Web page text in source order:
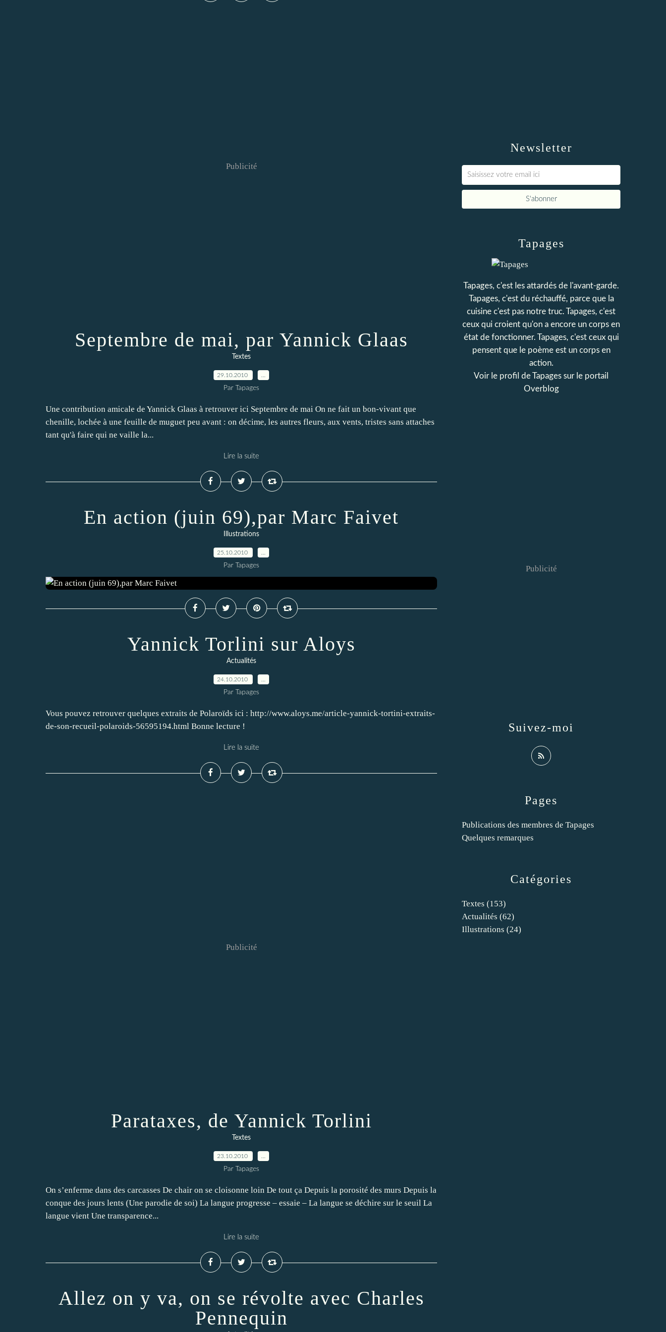
Publicité
Septembre de mai, par Yannick Glaas
Textes
29.10.2010
Par Tapages
Une contribution amicale de Yannick Glaas à retrouver ici Septembre de mai On ne fait un bon-vivant que
chenille, lochée à une feuille de muguet peu avant : on décime, les autres fleurs, aux vents, tristes sans attaches
tant qu'à faire qui ne vaille la...
Lire la suite
En action (juin 69),par Marc Faivet
Illustrations
25.10.2010
Par Tapages
Yannick Torlini sur Aloys
Actualités
24.10.2010
Par Tapages
Vous pouvez retrouver quelques extraits de Polaroïds ici : http://www.aloys.me/article-yannick-tortini-extraits-
de-son-recueil-polaroids-56595194.html Bonne lecture !
Lire la suite
Publicité
Parataxes, de Yannick Torlini
Textes
23.10.2010
Par Tapages
On s’enferme dans des carcasses De chair on se cloisonne loin De tout ça Depuis la porosité des murs Depuis la
conque des jours lents (Une parodie de soi) La langue progresse – essaie – La langue se déchire sur le seuil La
langue vient Une transparence...
Lire la suite
Allez on y va, on se révolte avec Charles
Pennequin
Newsletter
Catégories
Textes (153)
Actualités (62)
Illustrations (24)
Pages
Publications des membres de Tapages
Quelques remarques
Tapages
Tapages, c'est les attardés de l'avant-garde.
Tapages, c'est du réchauffé, parce que la
cuisine c'est pas notre truc. Tapages, c'est
ceux qui croient qu'on a encore un corps en
état de fonctionner. Tapages, c'est ceux qui
pensent que le poème est un corps en
action.
Voir le profil deTapages sur le portail
Overblog
Suivez-moi
Publicité